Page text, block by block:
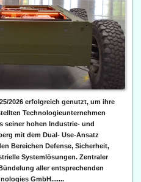
2026 erfolgreich genutzt, um ihre
Technologieunternehmen
seiner hohen Industrie- und
mit dem Dual- Use-Ansatz
Bereichen Defense, Sicherheit,
Systemlösungen. Zentraler
aller entsprechenden
GmbH.......